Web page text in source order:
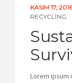
KASIM 17,
RECYCLING
Lorem